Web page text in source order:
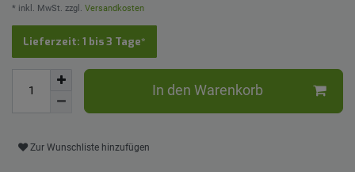
* inkl. MwSt. zzgl. Versandkosten
Lieferzeit: 1 bis 3 Tage*
In den Warenkorb
Zur Wunschliste hinzufügen